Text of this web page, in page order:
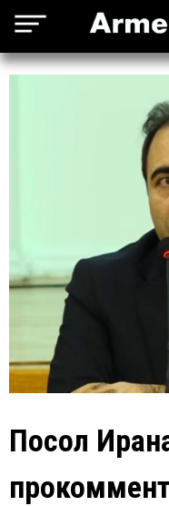
Посол